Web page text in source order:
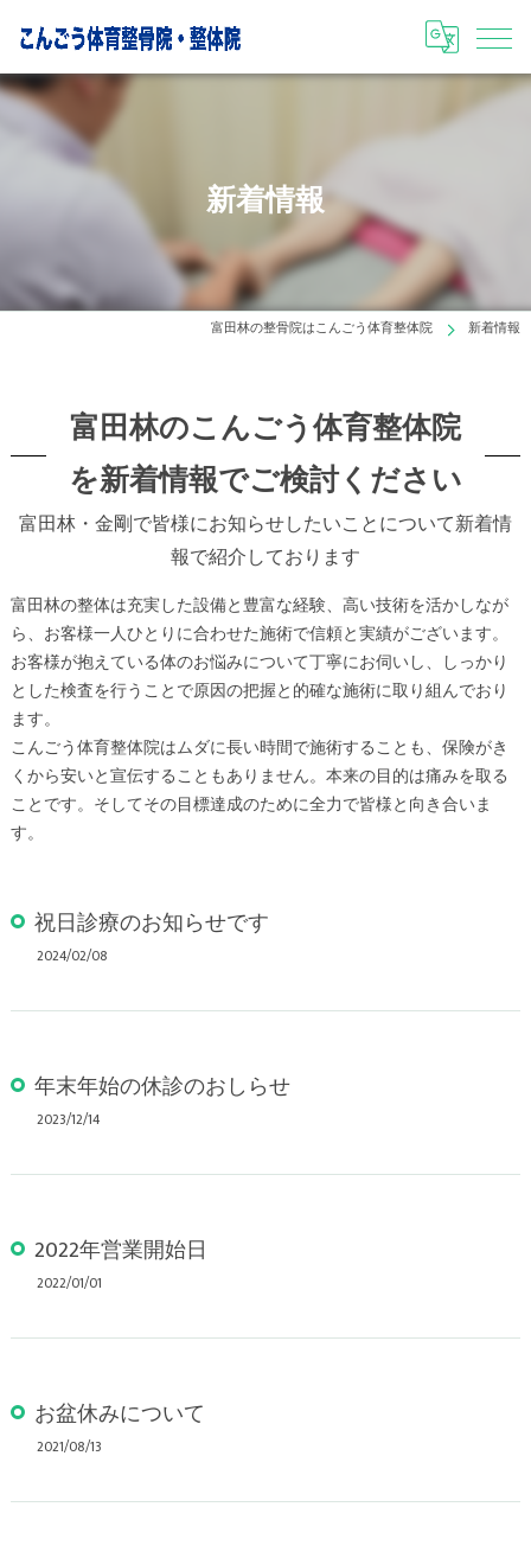
新着情報
富田林の整骨院はこんごう体育整体院 新着情報
富田林のこんごう体育整体院
を新着情報でご検討ください
富田林・金剛で皆様にお知らせしたいことについて新着情
報で紹介しております
富田林の整体は充実した設備と豊富な経験、高い技術を活かしなが
ら、お客様一人ひとりに合わせた施術で信頼と実績がございます。
お客様が抱えている体のお悩みについて丁寧にお伺いし、しっかり
とした検査を行うことで原因の把握と的確な施術に取り組んでおり
ます。
こんごう体育整体院はムダに長い時間で施術することも、保険がき
くから安いと宣伝することもありません。本来の目的は痛みを取る
ことです。そしてその目標達成のために全力で皆様と向き合いま
す。
祝日診療のお知らせです
2024/02/08
年末年始の休診のおしらせ
2023/12/14
2022年営業開始日
2022/01/01
お盆休みについて
2021/08/13